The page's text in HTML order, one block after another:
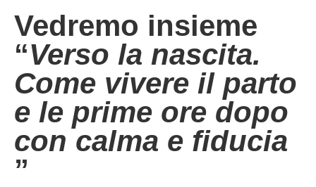
Vedremo insieme
“Verso la nascita.
Come vivere il parto
e le prime ore dopo
con calma e fiducia
”